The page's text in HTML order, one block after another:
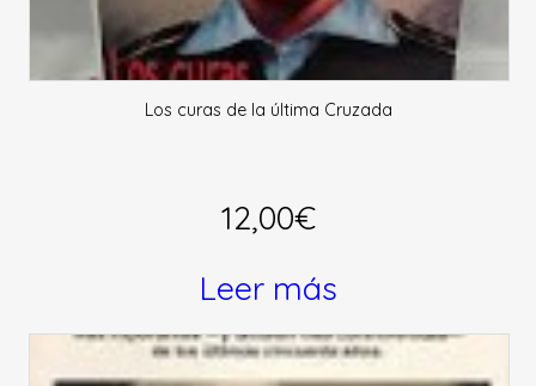
Los curas de la última Cruzada
12,00€
Leer más